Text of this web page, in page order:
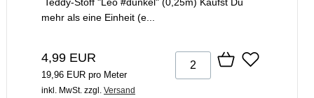
Teddy-Stoff "Leo #dunkel" (0,25m) Kaufst Du
mehr als eine Einheit (e...
4,99 EUR
19,96 EUR pro Meter
inkl. MwSt. zzgl. Versand